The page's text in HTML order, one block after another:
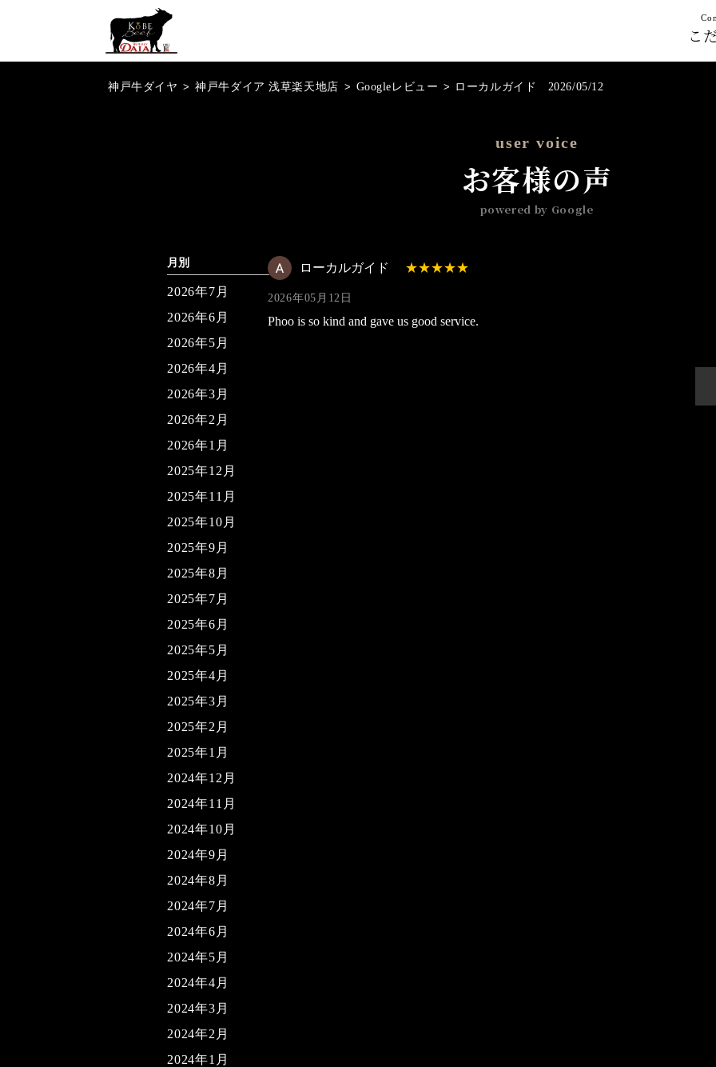
こ
神戸牛ダイヤ > 神戸牛ダイア 浅草楽天地店 > Googleレビュー > ローカルガイド 2026/05/12
user voice
お客様の声
powered by Google
ローカルガイド
2026年05月12日
Phoo is so kind and gave us good service.
月別
2026年7月
2026年6月
2026年5月
2026年4月
2026年3月
2026年2月
2026年1月
2025年12月
2025年11月
2025年10月
2025年9月
2025年8月
2025年7月
2025年6月
2025年5月
2025年4月
2025年3月
2025年2月
2025年1月
2024年12月
2024年11月
2024年10月
2024年9月
2024年8月
2024年7月
2024年6月
2024年5月
2024年4月
2024年3月
2024年2月
2024年1月